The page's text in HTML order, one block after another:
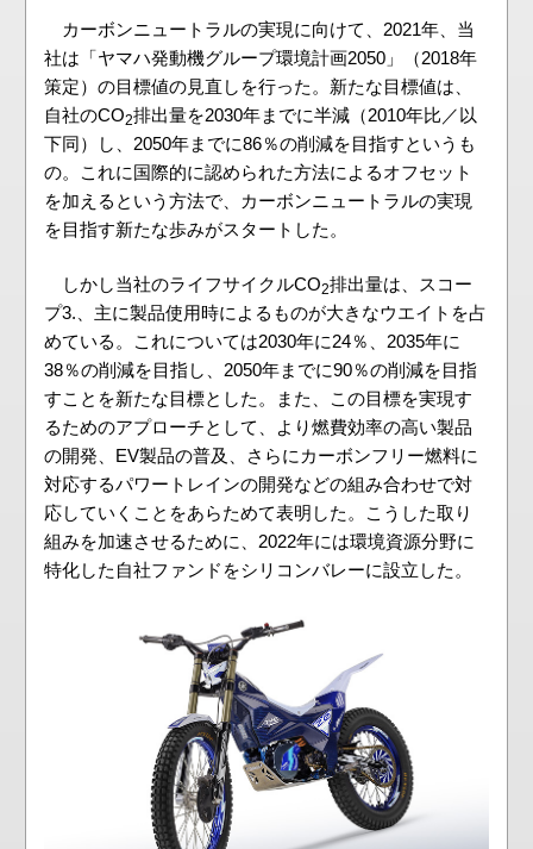
カーボンニュートラルの実現に向けて、2021年、当
社は「ヤマハ発動機グループ環境計画2050」（2018年
策定）の目標値の見直しを行った。新たな目標値は、
自社のCO2排出量を2030年までに半減（2010年比／以
下同）し、2050年までに86％の削減を目指すというも
の。これに国際的に認められた方法によるオフセット
を加えるという方法で、カーボンニュートラルの実現
を目指す新たな歩みがスタートした。
しかし当社のライフサイクルCO2排出量は、スコー
プ3.、主に製品使用時によるものが大きなウエイトを占
めている。これについては2030年に24％、2035年に
38％の削減を目指し、2050年までに90％の削減を目指
すことを新たな目標とした。また、この目標を実現す
るためのアプローチとして、より燃費効率の高い製品
の開発、EV製品の普及、さらにカーボンフリー燃料に
対応するパワートレインの開発などの組み合わせで対
応していくことをあらためて表明した。こうした取り
組みを加速させるために、2022年には環境資源分野に
特化した自社ファンドをシリコンバレーに設立した。